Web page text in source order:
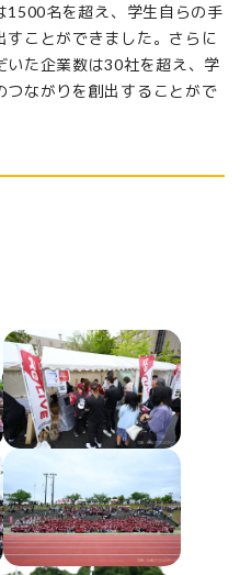
1500名を超え、学生自らの手
ことができました。さらに
いた企業数は30社を超え、学
つながりを創出することがで